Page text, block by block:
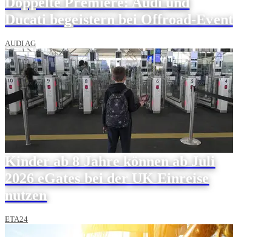
Ducati begeistern bei Offroad-Event
AUDI AG
Kinder ab 8 Jahre können ab Juli
2026 eGates bei der UK Einreise
nutzen
ETA24